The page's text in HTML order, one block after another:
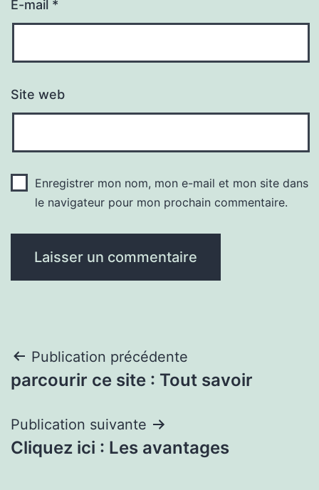
E-mail *
Site web
Enregistrer mon nom, mon e-mail et mon site dans
le navigateur pour mon prochain commentaire.
Navigation
de
l’article
Publication précédente
parcourir ce site : Tout savoir
Publication suivante
Cliquez ici : Les avantages